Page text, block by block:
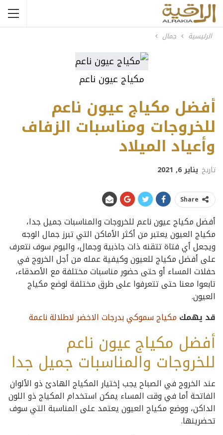
الرئيسية جمال
مكياج عيون ناعم
أفضل مكياج عيون ناعم
للخروجات ومناسبات الزفاف
وأعياد الميلاد
تاريخ يناير 6, 2021
Share
أفضل مكياج عيون ناعم للخروجات والمناسبات جميل جدا،
مكياج العيون يعتبر من أكثر الأماكن التي تبرز جمال الوجه
ويجعل أي فتاة تتقنه ذات جاذبية وجمال، واليوم سوف نتعرف
على أفضل مكياج للعيون وكيفية عمله من أجل الخروج في
حفلات المساء أو حتى حضور مناسبات مختلفة مع الأصدقاء،
تابعوا معنا حتى تتعرفوا على طرق مختلفة لوضع مكياج
العيون.
قد يهمك مكياج سموكي بدرجات الاخضر لاطلالة ناعمة
أفضل مكياج عيون ناعم
للخروجات والمناسبات جميل جدا
عند الخروج في الصباح يجب إختيار المكياج الهادئ ذو الألوان
الفاتحة أما في وقت المساء يمكن استخدام المكياج ذو اللون
الداكن، ووضع مكياج العيون يعتمد على المناسبة التي سوف
تحضرينها.